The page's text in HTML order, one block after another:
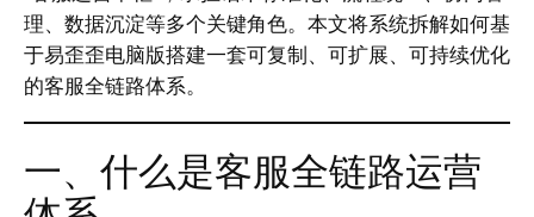
理、数据沉淀等多个关键角色。本文将系统拆解如何基
于易歪歪电脑版搭建一套可复制、可扩展、可持续优化
的客服全链路体系。
一、什么是客服全链路运营